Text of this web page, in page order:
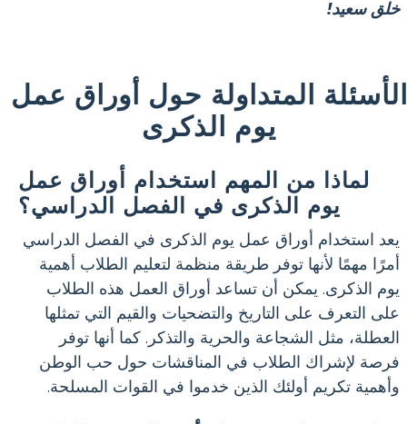
خلق سعيد!
الأسئلة المتداولة حول أوراق عمل
يوم الذكرى
لماذا من المهم استخدام أوراق عمل
يوم الذكرى في الفصل الدراسي؟
يعد استخدام أوراق عمل يوم الذكرى في الفصل الدراسي
أمرًا مهمًا لأنها توفر طريقة منظمة لتعليم الطلاب أهمية
يوم الذكرى. يمكن أن تساعد أوراق العمل هذه الطلاب
على التعرف على التاريخ والتضحيات والقيم التي تمثلها
العطلة، مثل الشجاعة والحرية والتذكر. كما أنها توفر
فرصة لإشراك الطلاب في المناقشات حول حب الوطن
وأهمية تكريم أولئك الذين خدموا في القوات المسلحة.